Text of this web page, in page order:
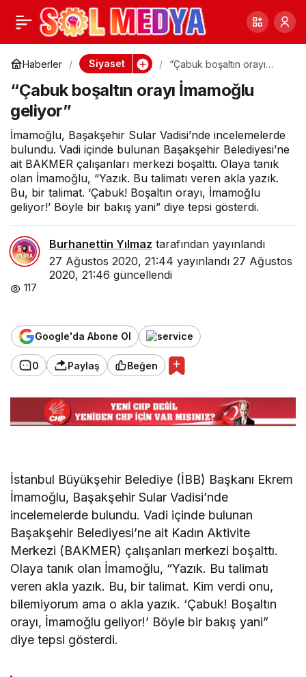
Haberler Siyaset
“Çabuk boşaltın orayı
“Çabuk boşaltın orayı İmamoğlu
geliyor”
İmamoğlu, Başakşehir Sular Vadisi’nde incelemelerde
bulundu. Vadi içinde bulunan Başakşehir Belediyesi’ne
ait BAKMER çalışanları merkezi boşalttı. Olaya tanık
olan İmamoğlu, “Yazık. Bu talimatı veren akla yazık.
Bu, bir talimat. ‘Çabuk! Boşaltın orayı, İmamoğlu
geliyor!’ Böyle bir bakış yani” diye tepsi gösterdi.
Burhanettin Yılmaz tarafından yayınlandı
27 Ağustos 2020, 21:44 yayınlandı 27 Ağustos
2020, 21:46 güncellendi
117
Google'da Abone Ol
0 Paylaş Beğen
İstanbul Büyükşehir Belediye (İBB) Başkanı Ekrem
İmamoğlu, Başakşehir Sular Vadisi’nde
incelemelerde bulundu. Vadi içinde bulunan
Başakşehir Belediyesi’ne ait Kadın Aktivite
Merkezi (BAKMER) çalışanları merkezi boşalttı.
Olaya tanık olan İmamoğlu, “Yazık. Bu talimatı
veren akla yazık. Bu, bir talimat. Kim verdi onu,
bilemiyorum ama o akla yazık. ‘Çabuk! Boşaltın
orayı, İmamoğlu geliyor!’ Böyle bir bakış yani”
diye tepsi gösterdi.
Akşener’den ’30
Ağustos’ yasağı çıkışı
0 Paylaş